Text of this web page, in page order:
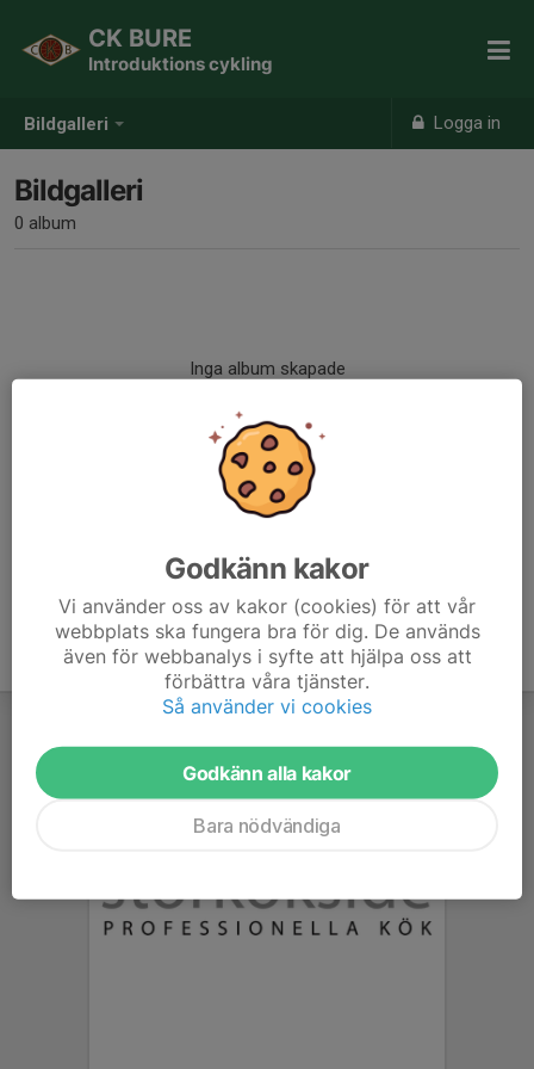
Bildgalleri Logga in
CK BURE
Introduktions cykling
Bildgalleri
0 album
Inga album skapade
Godkänn kakor
Vi använder oss av kakor (cookies) för att vår
webbplats ska fungera bra för dig. De används
även för webbanalys i syfte att hjälpa oss att
förbättra våra tjänster.
Så använder vi cookies
Godkänn alla kakor
Bara nödvändiga